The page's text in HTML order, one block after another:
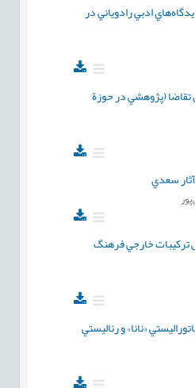
ادبي رادوياني در
(پژوهشي در حوزة
سعدي
خارجي فرهنگ
«نانا» و رئاليستي